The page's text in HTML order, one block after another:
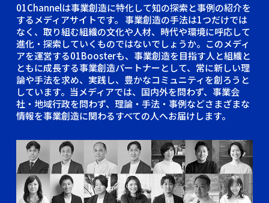
01Channelは事業創造に特化して知の探索と事例の紹介を
するメディアサイトです。 事業創造の手法は1つだけでは
なく、取り組む組織の文化や人材、時代や環境に呼応して
進化・探索していくものではないでしょうか。このメディ
アを運営する01Boosterも、事業創造を目指す人と組織と
ともに成長する事業創造パートナーとして、常に新しい理
論や手法を求め、実践し、豊かなコミュニティを創ろうと
しています。当メディアでは、国内外を問わず、事業会
社・地域行政を問わず、理論・手法・事例などさまざまな
情報を事業創造に関わるすべての人へお届けします。